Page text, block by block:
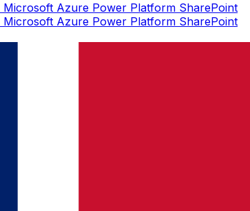
Microsoft Azure Power Platform SharePoint
Microsoft Azure Power Platform SharePoint